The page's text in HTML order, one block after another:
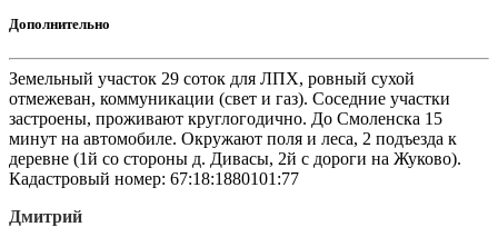
Дополнительно
Земельный участок 29 соток для ЛПХ, ровный сухой
отмежеван, коммуникации (свет и газ). Соседние участки
застроены, проживают круглогодично. До Смоленска 15
минут на автомобиле. Окружают поля и леса, 2 подъезда к
деревне (1й со стороны д. Дивасы, 2й с дороги на Жуково).
Кадастровый номер: 67:18:1880101:77
Дмитрий